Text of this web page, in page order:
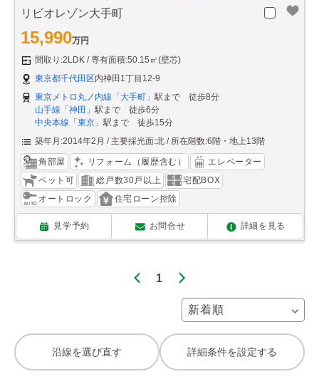
リビオレゾン大手町
15,990万円
間取り:2LDK
専有面積:50.15㎡(壁芯)
東京都千代田区内神田1丁目12-9
東京メトロ丸ノ内線 「 大手町 」駅まで 徒歩8分
山手線 「 神田 」駅まで 徒歩6分
中央本線 「 東京 」駅まで 徒歩15分
築年月:2014年2月
主要採光面:北 所在階数:6階・地上13階
角部屋 リフォーム（履歴含む）
エレベーター
ペット可
総戸数30戸以上
宅配BOX
オートロック
住宅ローン控除
見学予約 お問合せ 詳細を見る
1
沿線を選び直す 詳細条件を設定する